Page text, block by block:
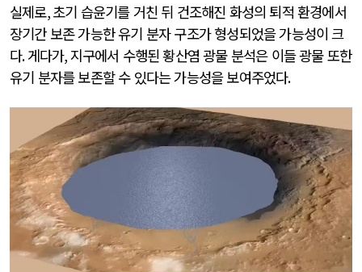
실제로,초기 습윤기를 거친 뒤 건조해진 화성의 퇴적 환경에서
장기간 보존 가능한 유기 분자 구조가 형성되었을 가능성이 크
다.게다가, 지구에서 수행된 황산염 광물 분석은 이들 광물 또한
유기 분자를 보존할 수 있다는 가능성을 보여주었다.